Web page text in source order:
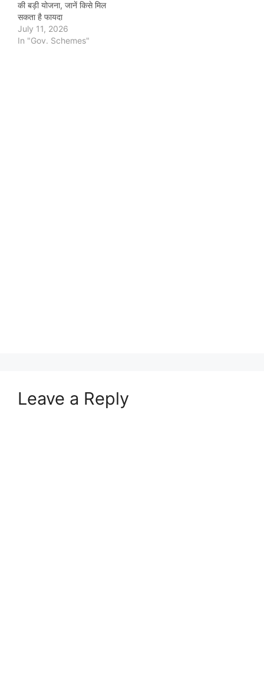
की बड़ी योजना, जानें किसे मिल
सकता है फायदा
July 11, 2026
In "Gov. Schemes"
Leave a Reply